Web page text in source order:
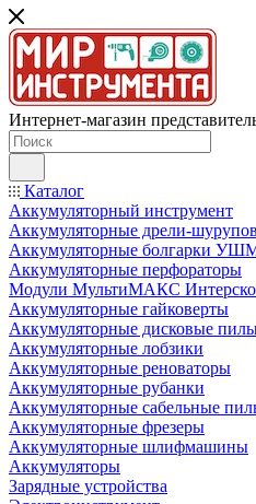
Интернет-магазин
Каталог
Аккумуляторный инструмент
Аккумуляторные дрели-
Аккумуляторные болгарки
Аккумуляторные перфораторы
Модули МультиМАКС
Аккумуляторные гайковерты
Аккумуляторные дисковые
Аккумуляторные лобзики
Аккумуляторные реноваторы
Аккумуляторные рубанки
Аккумуляторные сабельные
Аккумуляторные фрезеры
Аккумуляторные шлифмашины
Аккумуляторы
Зарядные устройства